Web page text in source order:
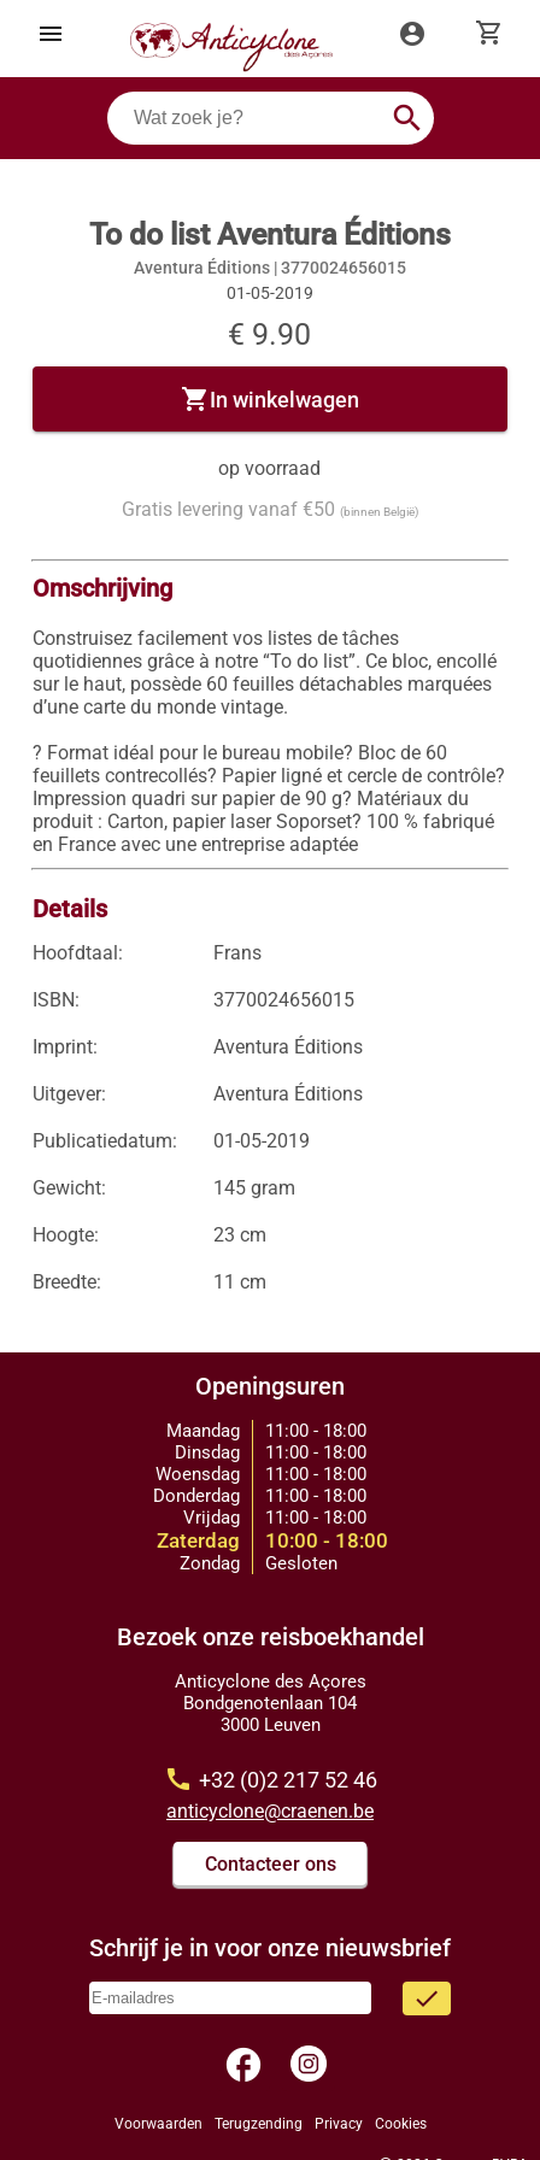
menu account_circle shopping_cart
search
To do list Aventura Éditions
Aventura Éditions |3770024656015
01-05-2019
€ 9.90
shopping_cartIn winkelwagen
op voorraad
Gratis levering vanaf €50 (binnen België)
Omschrijving
Construisez facilement vos listes de tâches
quotidiennes grâce à notre “To do list”. Ce bloc, encollé
sur le haut, possède 60 feuilles détachables marquées
d’une carte du monde vintage.
? Format idéal pour le bureau mobile? Bloc de 60
feuillets contrecollés? Papier ligné et cercle de contrôle?
Impression quadri sur papier de 90 g? Matériaux du
produit : Carton, papier laser Soporset? 100 % fabriqué
en France avec une entreprise adaptée
Details
Hoofdtaal: Frans
ISBN: 3770024656015
Imprint: Aventura Éditions
Uitgever: Aventura Éditions
Publicatiedatum: 01-05-2019
Gewicht: 145 gram
Hoogte: 23 cm
Breedte: 11 cm
Openingsuren
Maandag
Dinsdag
Woensdag
Donderdag
Vrijdag
Zaterdag
Zondag
11:00 - 18:00
11:00 - 18:00
11:00 - 18:00
11:00 - 18:00
11:00 - 18:00
10:00 - 18:00
Gesloten
Bezoek onze reisboekhandel
Anticyclone des Açores
Bondgenotenlaan 104
3000 Leuven
call +32 (0)2 217 52 46
anticyclone@craenen.be
Contacteer ons
Schrijf je in voor onze nieuwsbrief
done
facebook
Voorwaarden Terugzending Privacy Cookies